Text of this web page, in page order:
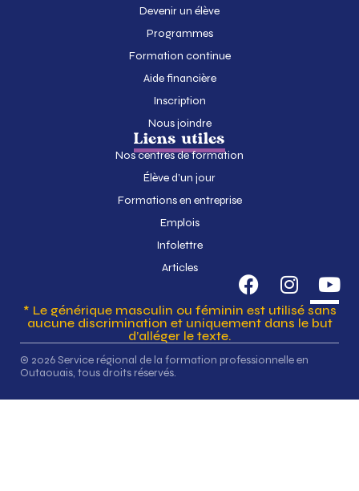
Devenir un élève
Programmes
Formation continue
Aide financière
Inscription
Nous joindre
Liens utiles
Nos centres de formation
Élève d’un jour
Formations en entreprise
Emplois
Infolettre
Articles
* Le générique masculin ou féminin est utilisé sans
aucune discrimination et uniquement dans le but
d’alléger le texte.
© 2026 Service régional de la formation professionnelle en
Outaouais, tous droits réservés.